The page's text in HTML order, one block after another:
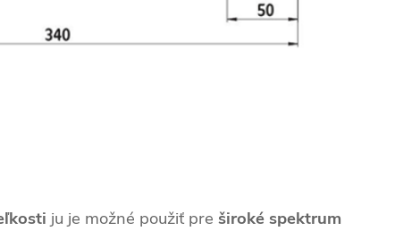
ju je možné použiť pre široké spektrum